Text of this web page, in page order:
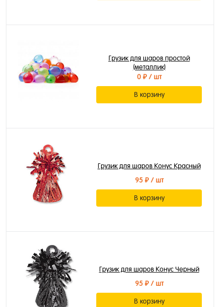
Грузик для шаров простой
(металлик)
0 ₽/ шт
В корзину
Грузик для шаров Конус Красный
95 ₽/ шт
В корзину
Грузик для шаров Конус Черный
95 ₽/ шт
В корзину